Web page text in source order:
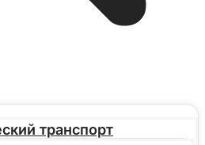
транспорт